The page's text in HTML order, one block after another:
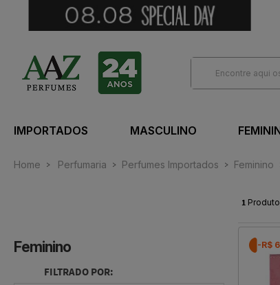
IMPORTADOS MASCULINO
Home Perfumaria Perfumes Importados Feminino
Feminino
FILTRADO POR:
1
-R$